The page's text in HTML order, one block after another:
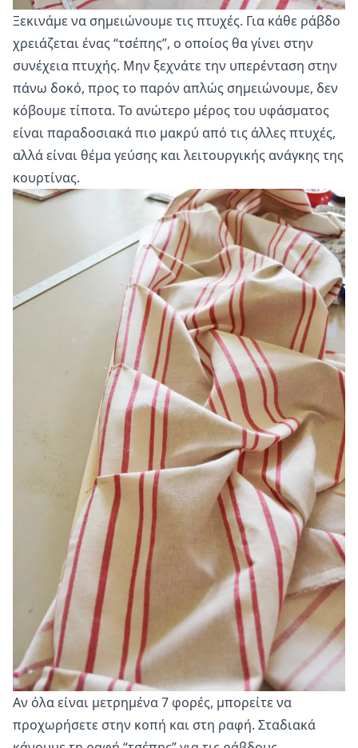
Ξεκινάμε να σημειώνουμε τις πτυχές. Για κάθε ράβδο
χρειάζεται ένας “τσέπης”, ο οποίος θα γίνει στην
συνέχεια πτυχής. Μην ξεχνάτε την υπερένταση στην
πάνω δοκό, προς το παρόν απλώς σημειώνουμε, δεν
κόβουμε τίποτα. Το ανώτερο μέρος του υφάσματος
είναι παραδοσιακά πιο μακρύ από τις άλλες πτυχές,
αλλά είναι θέμα γεύσης και λειτουργικής ανάγκης της
κουρτίνας.
Αν όλα είναι μετρημένα 7 φορές, μπορείτε να
προχωρήσετε στην κοπή και στη ραφή. Σταδιακά